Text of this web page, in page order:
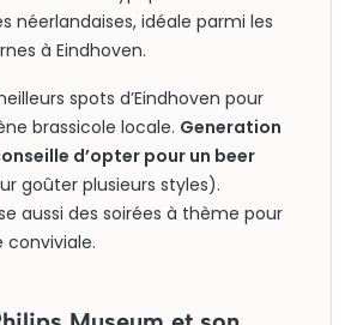
néerlandaises, idéale parmi les
à Eindhoven.
spots d’Eindhoven pour
brassicole locale. Generation
d’opter pour un beer
goûter plusieurs styles).
aussi des soirées à thème pour
conviviale.